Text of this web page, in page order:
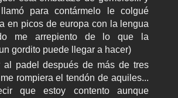
para contármelo le colgué
en picos de europa con la lengua
me arrepiento de lo que la
gordito puede llegar a hacer)
al padel después de más de tres
rompiera el tendón de aquiles...
que estoy contento aunque